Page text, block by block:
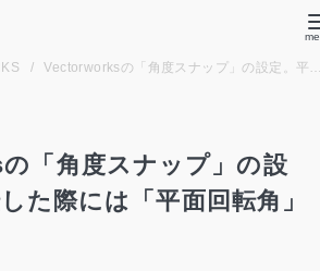
Vectorworksの「角度スナップ」の設定。平面回転した際には「平面回転角」が便利
「角度スナップ」の設
た際には「平面回転角」